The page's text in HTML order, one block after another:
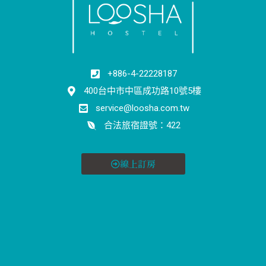
+886-4-22228187
400台中市中區成功路10號5樓
service@loosha.com.tw
合法旅宿證號：422
線上訂房